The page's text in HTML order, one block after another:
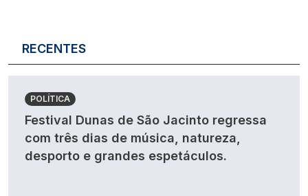
RECENTES
POLÍTICA
Festival Dunas de São Jacinto regressa
com três dias de música, natureza,
desporto e grandes espetáculos.